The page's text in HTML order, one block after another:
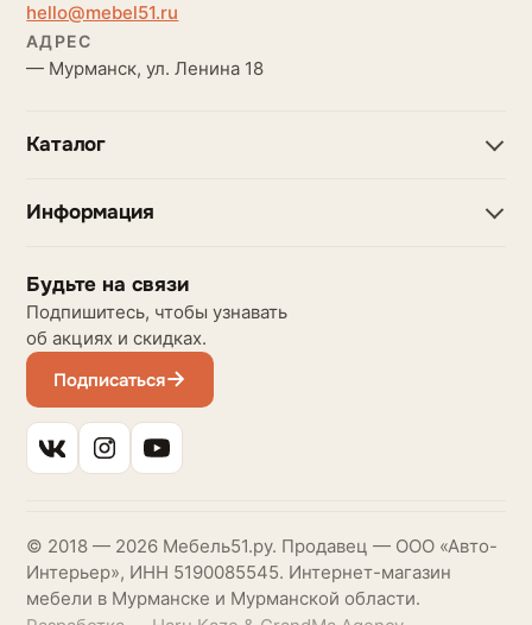
hello@mebel51.ru
АДРЕС
— Мурманск, ул. Ленина 18
Каталог
Информация
Будьте на связи
Подпишитесь, чтобы узнавать
об акциях и скидках.
Подписаться
© 2018 — 2026 Мебель51.ру. Продавец — ООО «Авто-
Интерьер», ИНН 5190085545. Интернет-магазин
мебели в Мурманске и Мурманской области.